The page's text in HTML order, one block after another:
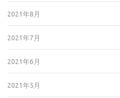
2021年8月
2021年7月
2021年6月
2021年5月